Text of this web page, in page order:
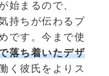
始まるので、
持ちが伝わるプ
です。今まで使
落ち着いたデザ
く彼氏をよりス